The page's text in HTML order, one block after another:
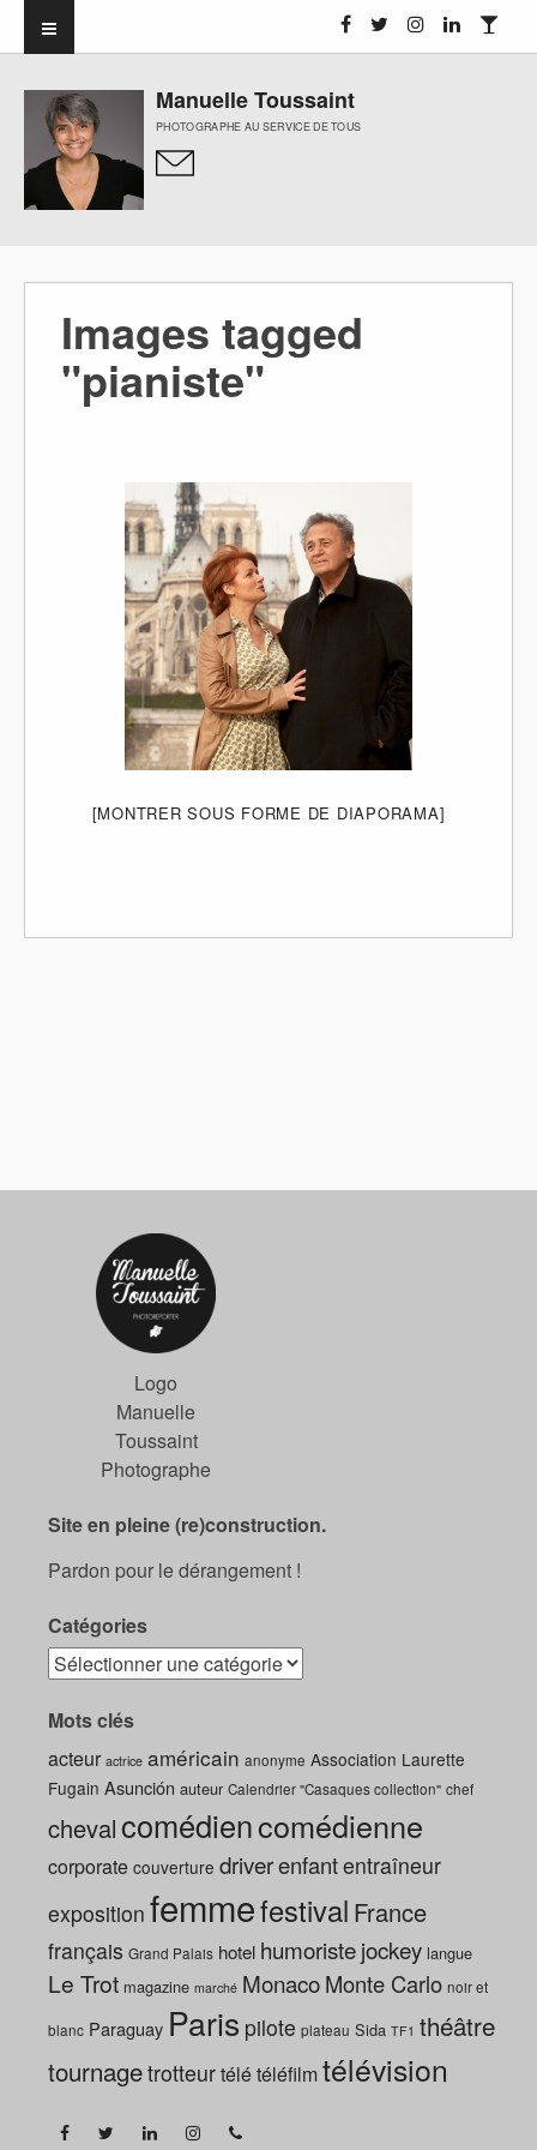
Manuelle Toussaint
PHOTOGRAPHE AU SERVICE DE TOUS
Images tagged
"pianiste"
[MONTRER SOUS FORME DE DIAPORAMA]
Logo
Manuelle
Toussaint
Photographe
Site en pleine (re)construction.
Pardon pour le dérangement !
Catégories
Mots clés
acteur actrice américain anonyme Association Laurette
Fugain Asunción auteur Calendrier "Casaques collection" chef
chevalcomédiencomédienne
corporate couverture driverenfantentraîneur
exposition femmefestival France
français Grand Palais hotel humoristejockey langue
Le Trot magazine marché MonacoMonte Carlo noir et
blanc Paraguay Paris pilote plateau Sida TF1 théâtre
tournagetrotteurtélétéléfilmtélévision